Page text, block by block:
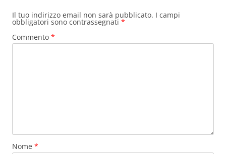
Il tuo indirizzo email non sarà pubblicato. I campi
obbligatori sono contrassegnati *
Commento *
Nome *